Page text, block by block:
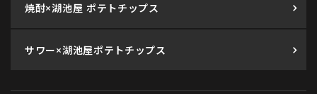
焼酎×湖池屋 ポテトチップス
サワー×湖池屋ポテトチップス